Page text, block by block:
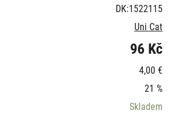
DK:1522115
Uni Cat
96 Kč
4,00 €
21 %
Skladem